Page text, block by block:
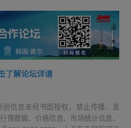
了解论坛详请
信息未经书面授权，禁止传播、发
情数据、价格信息、市场统计信息、